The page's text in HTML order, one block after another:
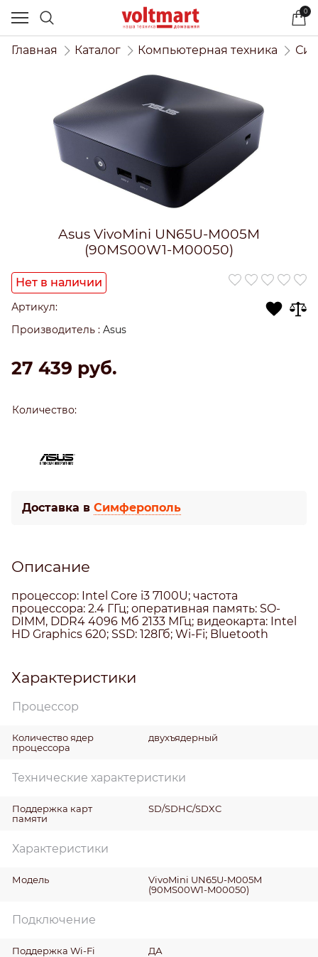
0
Главная Каталог Компьютерная техника
Asus VivoMini UN65U-M005M
(90MS00W1-M00050)
Нет в наличии
Артикул:
Производитель : Asus
27 439 руб.
Количество:
Доставка в Симферополь
Описание
процессор: Intel Core i3 7100U; частота
процессора: 2.4 ГГц; оперативная память: SO-
DIMM, DDR4 4096 Мб 2133 МГц; видеокарта: Intel
HD Graphics 620; SSD: 128Гб; Wi-Fi; Bluetooth
Характеристики
Процессор
Количество ядер
процессора
двухъядерный
Технические характеристики
Поддержка карт
памяти
SD/SDHC/SDXC
Характеристики
Модель
VivoMini UN65U-M005M
(90MS00W1-M00050)
Подключение
Поддержка Wi-Fi ДА